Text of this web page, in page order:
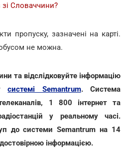
Словаччини?
пропуску, зазначені на карті.
не можна.
та відслідковуйте інформацію
усистемі Semantrum. Система
1 800 інтернет та
у реальному часі.
до системи Semantrum на 14
інформацією.